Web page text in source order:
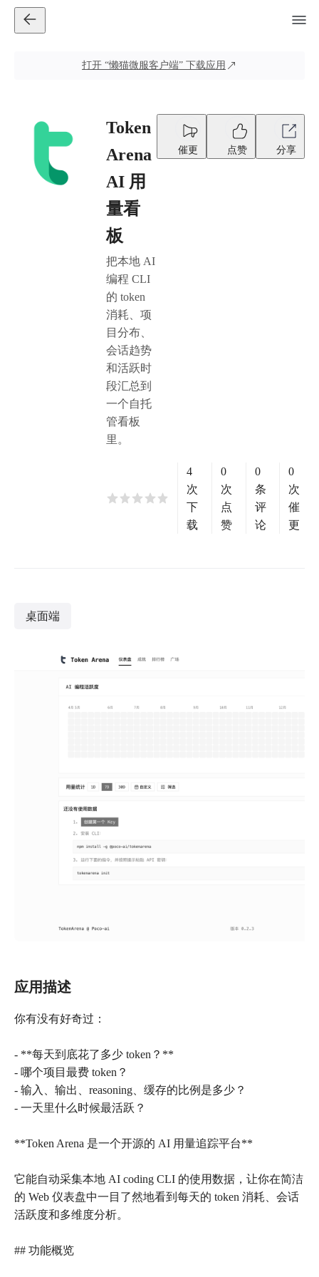
打开 “懒猫微服客户端” 下载应用
Token
Arena
AI 用
量看
板
把本地 AI
编程 CLI
的 token
消耗、项
目分布、
会话趋势
和活跃时
段汇总到
一个自托
管看板
里。
催更 点赞 分享
4
次
下
载
0
次
点
赞
0
条
评
论
0
次
催
更
桌面端
应用描述
你有没有好奇过：
- **每天到底花了多少 token？**
- 哪个项目最费 token？
- 输入、输出、reasoning、缓存的比例是多少？
- 一天里什么时候最活跃？
**Token Arena 是一个开源的 AI 用量追踪平台**
它能自动采集本地 AI coding CLI 的使用数据，让你在简洁
的 Web 仪表盘中一目了然地看到每天的 token 消耗、会话
活跃度和多维度分析。
## 功能概览